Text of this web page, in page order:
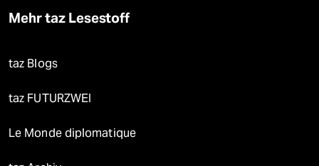
Mehr taz Lesestoff
taz Blogs
taz FUTURZWEI
Le Monde diplomatique